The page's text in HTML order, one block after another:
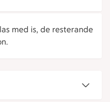
med is, de resterande